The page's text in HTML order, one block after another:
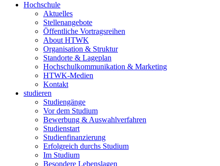
Hochschule
Aktuelles
Stellenangebote
Öffentliche Vortragsreihen
About HTWK
Organisation & Struktur
Standorte & Lageplan
Hochschulkommunikation & Marketing
HTWK-Medien
Kontakt
studieren
Studiengänge
Vor dem Studium
Bewerbung & Auswahlverfahren
Studienstart
Studienfinanzierung
Erfolgreich durchs Studium
Im Studium
Besondere Lebenslagen